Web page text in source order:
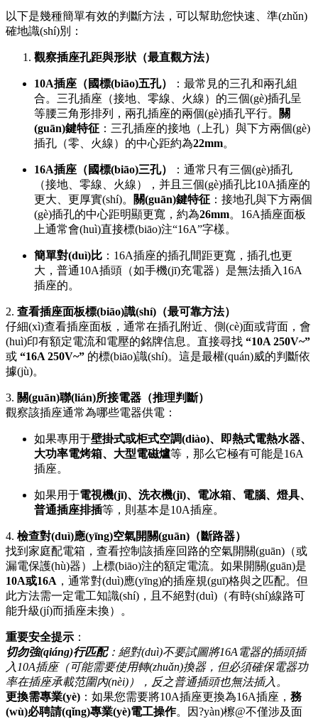
以下是幾種簡單有效的判斷方法，可以幫助您快速、準(zhǔn)
確地識(shí)別：
觀察插座孔距與形狀（最直觀方法）
10A插座（國標(biāo)五孔）
：最常見的三孔和兩孔組
合。三孔插座（接地、零線、火線）的三個(gè)插孔呈
等腰三角形排列，兩孔插座的兩個(gè)插孔平行。
關
(guān)鍵特征 ：三孔插座的接地（上孔）與下方兩個(gè)
插孔（零、火線）的中心距約為22mm。
16A插座（國標(biāo)三孔）
：通常只有三個(gè)插孔
（接地、零線、火線），并且三個(gè)插孔比10A插座的
更大、更厚實(shí)。
關(guān)鍵特征 ：接地孔與下方兩個
(gè)插孔的中心距明顯更寬，約為26mm。16A插座面板
上通常會(huì)直接標(biāo)注“16A”字樣。
簡單對(duì)比 ：16A插座的插孔間距更寬，插孔也更
大，普通10A插頭（如手機(jī)充電器）是無法插入16A
插座的。
2. 查看插座面板標(biāo)識(shí)（最可靠方法）
仔細(xì)查看插座面板，通常在插孔附近、側(cè)面或背面，會
(huì)印有額定電流和電壓的銘牌信息。直接尋找 “10A 250V~”
或 “16A 250V~” 的標(biāo)識(shí)。這是最權(quán)威的判斷依
據(jù)。
3. 關(guān)聯(lián)所接電器（推理判斷）
觀察該插座通常為哪些電器供電：
如果專用于壁掛式或柜式空調(diào)、即熱式電熱水器、
大功率電烤箱、大型電磁爐等，那么它極有可能是16A
插座。
如果用于電視機(jī)、洗衣機(jī)、電冰箱、電腦、燈具、
普通插座排插等，則基本是10A插座。
4. 檢查對(duì)應(yīng)空氣開關(guān)（斷路器）
找到家庭配電箱，查看控制該插座回路的空氣開關(guān)（或
漏電保護(hù)器）上標(biāo)注的額定電流。如果開關(guān)是
10A或16A ，通常對(duì)應(yīng)的插座規(guī)格與之匹配。但
此方法需一定電工知識(shí)，且不絕對(duì)（有時(shí)線路可
能升級(jí)而插座未換）。
重要安全提示 ：
切勿強(qiáng)行匹配：絕對(duì)不要試圖將16A電器的插頭插
入10A插座（可能需要使用轉(zhuǎn)換器，但必須確保電器功
率在插座承載范圍內(nèi)），反之普通插頭也無法插入。
更換需專業(yè) ：如果您需要將10A插座更換為16A插座， 務
(wù)必聘請(qǐng)專業(yè)電工操作。因?yàn)檫@不僅涉及面